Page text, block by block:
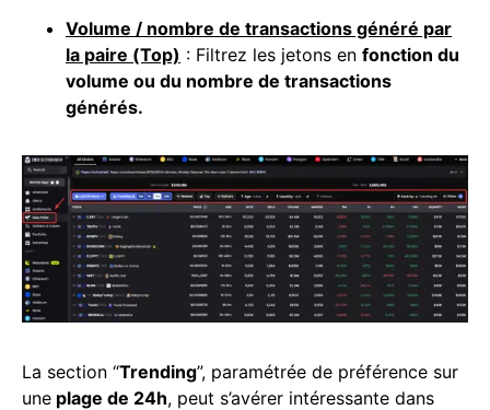
Volume / nombre de transactions généré par
la paire (Top) : Filtrez les jetons en fonction du
volume ou du nombre de transactions
générés.
La section “Trending”, paramétrée de préférence sur
une plage de 24h, peut s’avérer intéressante dans